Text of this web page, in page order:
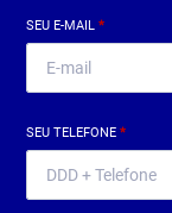
SEU E-MAIL*
SEU TELEFONE*